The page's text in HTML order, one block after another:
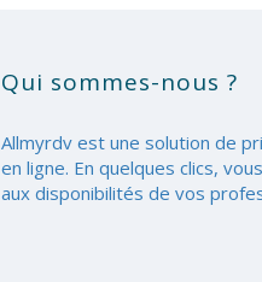
Qui sommes-nous ?
Allmyrdv est une solution de
en ligne. En quelques clics,
aux disponibilités de vos